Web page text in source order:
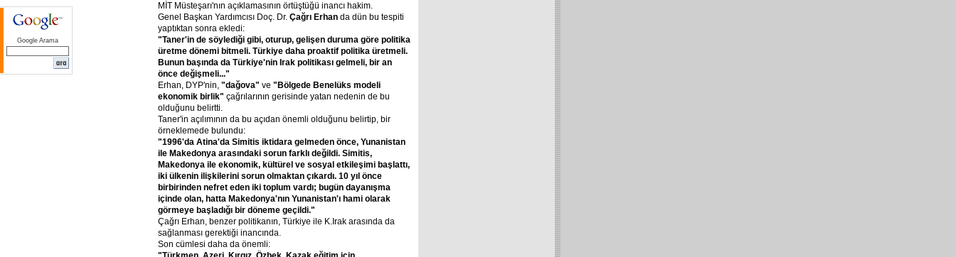
Google Arama
MİT Müsteşarı'nın açıklamasının örtüştüğü inancı hakim.
Genel Başkan Yardımcısı Doç. Dr. Çağrı Erhan da dün bu tespiti
yaptıktan sonra ekledi:
"Taner'in de söylediği gibi, oturup, gelişen duruma göre politika
üretme dönemi bitmeli. Türkiye daha proaktif politika üretmeli.
Bunun başında da Türkiye'nin Irak politikası gelmeli, bir an
önce değişmeli..."
Erhan, DYP'nin, "dağova" ve "Bölgede Benelüks modeli
ekonomik birlik" çağrılarının gerisinde yatan nedenin de bu
olduğunu belirtti.
Taner'in açılımının da bu açıdan önemli olduğunu belirtip, bir
örneklemede bulundu:
"1996'da Atina'da Simitis iktidara gelmeden önce, Yunanistan
ile Makedonya arasındaki sorun farklı değildi. Simitis,
Makedonya ile ekonomik, kültürel ve sosyal etkileşimi başlattı,
iki ülkenin ilişkilerini sorun olmaktan çıkardı. 10 yıl önce
birbirinden nefret eden iki toplum vardı; bugün dayanışma
içinde olan, hatta Makedonya'nın Yunanistan'ı hami olarak
görmeye başladığı bir döneme geçildi."
Çağrı Erhan, benzer politikanın, Türkiye ile K.Irak arasında da
sağlanması gerektiği inancında.
Son cümlesi daha da önemli: